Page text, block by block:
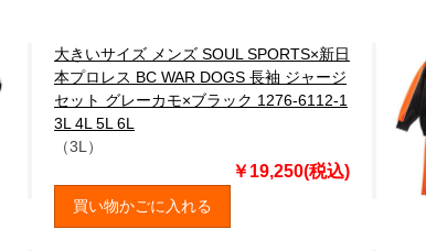
大きいサイズ メンズ SOUL SPORTS×新日
本プロレス BC WAR DOGS 長袖 ジャージ
セット グレーカモ×ブラック 1276-6112-1
3L 4L 5L 6L
（3L）
￥19,250(税込)
買い物かごに入れる